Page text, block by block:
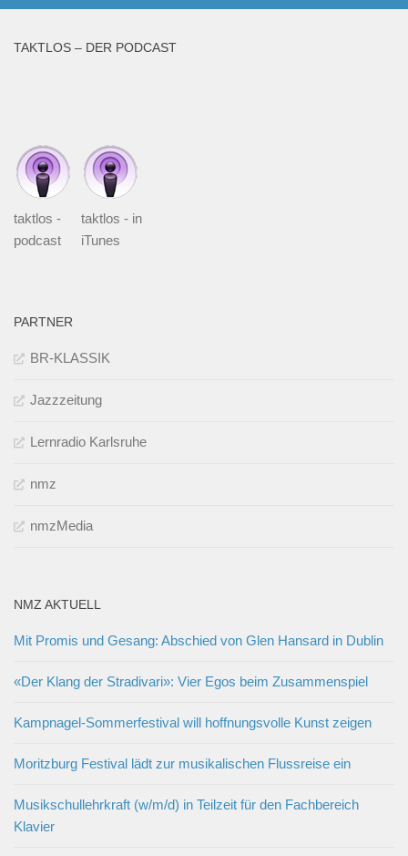
TAKTLOS – DER PODCAST
taktlos -
podcast
taktlos - in
iTunes
PARTNER
BR-KLASSIK
Jazzzeitung
Lernradio Karlsruhe
nmz
nmzMedia
NMZ AKTUELL
Mit Promis und Gesang: Abschied von Glen Hansard in Dublin
«Der Klang der Stradivari»: Vier Egos beim Zusammenspiel
Kampnagel-Sommerfestival will hoffnungsvolle Kunst zeigen
Moritzburg Festival lädt zur musikalischen Flussreise ein
Musikschullehrkraft (w/m/d) in Teilzeit für den Fachbereich
Klavier